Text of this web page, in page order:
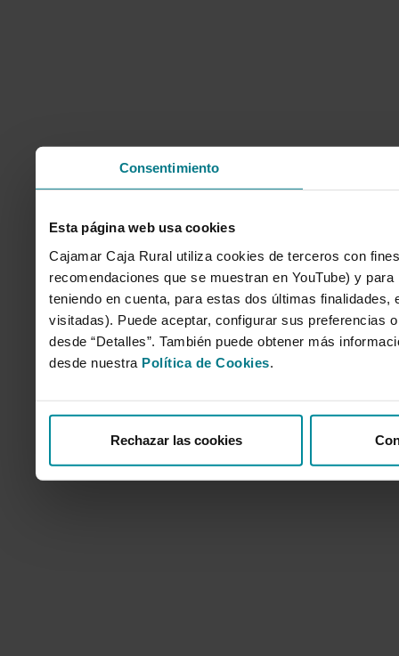
Consentimiento
Esta página web usa cookies
Cajamar Caja Rural utiliza cookies de terceros con
recomendaciones que se muestran en YouTube) y
teniendo en cuenta, para estas dos últimas
visitadas). Puede aceptar, configurar sus preferencias
desde “Detalles”. También puede obtener más
desde nuestra Política de Cookies
Rechazar las cookies